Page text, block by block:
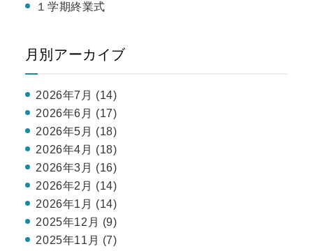
１学期終業式
月別アーカイブ
2026年7月 (14)
2026年6月 (17)
2026年5月 (18)
2026年4月 (18)
2026年3月 (16)
2026年2月 (14)
2026年1月 (14)
2025年12月 (9)
2025年11月 (7)